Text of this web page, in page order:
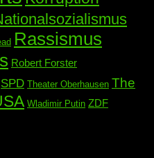
Rassismus
Robert Forster
SPD Theater Oberhausen The
Wladimir Putin ZDF